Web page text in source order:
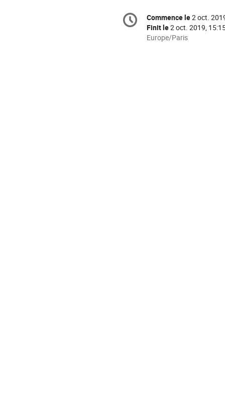
Information
de
Date/Heure
Commence le2 oct.
Finit le2 oct. 2019,
Toutes
Europe/Paris